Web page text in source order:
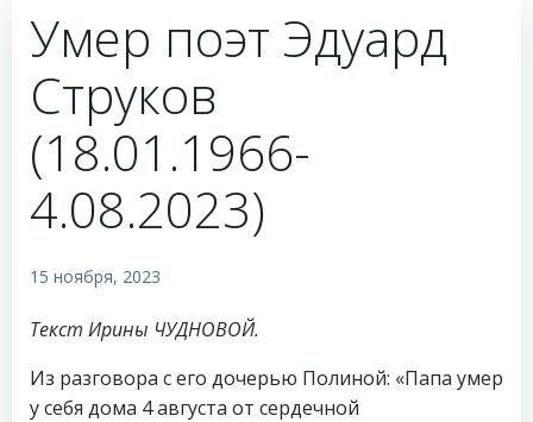
Умер поэт Эдуард
Струков
(18.01.1966-
4.08.2023)
15 ноября, 2023
Текст Ирины ЧУДНОВОЙ.
Из разговора с его дочерью Полиной: «Папа умер
у себя дома 4 августа от сердечной